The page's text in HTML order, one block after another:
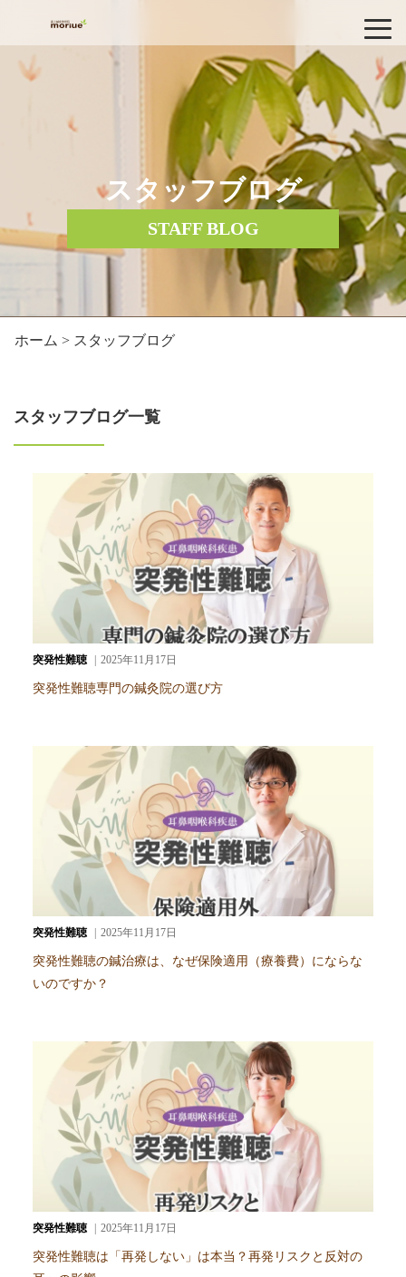
スタッフブログ
STAFF BLOG
ホーム > スタッフブログ
スタッフブログ一覧
突発性難聴 2025年11月17日
突発性難聴専門の鍼灸院の選び方
突発性難聴 2025年11月17日
突発性難聴の鍼治療は、なぜ保険適用（療養費）にならな
いのですか？
突発性難聴 2025年11月17日
突発性難聴は「再発しない」は本当？再発リスクと反対の